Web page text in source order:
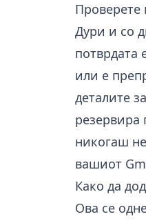
Проверете
Дури и со
потврдата
или е
деталите
резервира
никогаш
вашиот
Како да
Ова се